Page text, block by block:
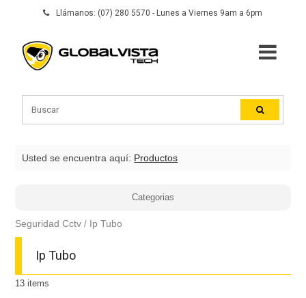
Llámanos: (07) 280 5570 - Lunes a Viernes 9am a 6pm
Usted se encuentra aquí: Productos
Categorias
Seguridad Cctv Ip Tubo
Ip Tubo
13items